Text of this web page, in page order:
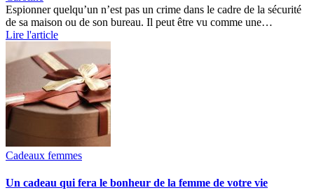
Espionner quelqu’un n’est pas un crime dans le cadre de la sécurité
de sa maison ou de son bureau. Il peut être vu comme une…
Lire l'article
Cadeaux femmes
Un cadeau qui fera le bonheur de la femme de votre vie